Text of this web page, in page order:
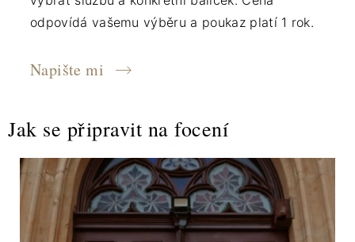
odpovídá vašemu výběru a poukaz platí 1 rok.
Napište mi
Jak se připravit na focení